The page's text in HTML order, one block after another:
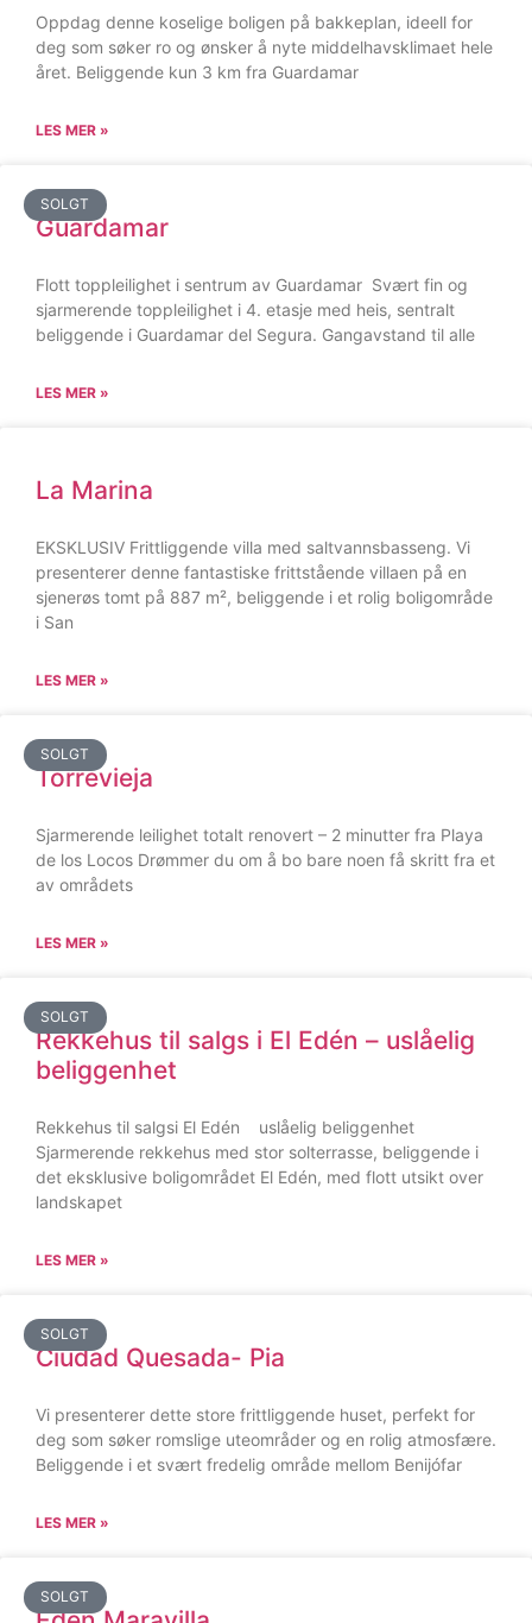
Oppdag denne koselige boligen på bakkeplan, ideell for
deg som søker ro og ønsker å nyte middelhavsklimaet hele
året. Beliggende kun 3 km fra Guardamar
LES MER »
SOLGT
Guardamar
Flott toppleilighet i sentrum av Guardamar Svært fin og
sjarmerende toppleilighet i 4. etasje med heis, sentralt
beliggende i Guardamar del Segura. Gangavstand til alle
LES MER »
La Marina
EKSKLUSIV Frittliggende villa med saltvannsbasseng. Vi
presenterer denne fantastiske frittstående villaen på en
sjenerøs tomt på 887 m², beliggende i et rolig boligområde
i San
LES MER »
SOLGT
Torrevieja
Sjarmerende leilighet totalt renovert – 2 minutter fra Playa
de los Locos Drømmer du om å bo bare noen få skritt fra et
av områdets
LES MER »
SOLGT
Rekkehus til salgs i El Edén – uslåelig
beliggenhet
Rekkehus til salgsi El Edén uslåelig beliggenhet
Sjarmerende rekkehus med stor solterrasse, beliggende i
det eksklusive boligområdet El Edén, med flott utsikt over
landskapet
LES MER »
SOLGT
Ciudad Quesada- Pia
Vi presenterer dette store frittliggende huset, perfekt for
deg som søker romslige uteområder og en rolig atmosfære.
Beliggende i et svært fredelig område mellom Benijófar
LES MER »
SOLGT